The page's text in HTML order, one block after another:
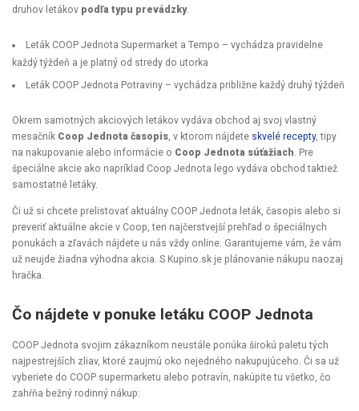
druhov letákov podľa typu prevádzky.
Leták COOP Jednota Supermarket a Tempo – vychádza pravidelne
každý týždeň a je platný od stredy do utorka
Leták COOP Jednota Potraviny – vychádza približne každý druhý týždeň
Okrem samotných akciových letákov vydáva obchod aj svoj vlastný
mesačník Coop Jednota časopis, v ktorom nájdete skvelé recepty, tipy
na nakupovanie alebo informácie o Coop Jednota súťažiach. Pre
špeciálne akcie ako napríklad Coop Jednota lego vydáva obchod taktiež
samostatné letáky.
Či už si chcete prelistovať aktuálny COOP Jednota leták, časopis alebo si
preveriť aktuálne akcie v Coop, ten najčerstvejší prehľad o špeciálnych
ponukách a zľavách nájdete u nás vždy online. Garantujeme vám, že vám
už neujde žiadna výhodna akcia. S Kupino.sk je plánovanie nákupu naozaj
hračka.
Čo nájdete v ponuke letáku COOP Jednota
COOP Jednota svojim zákazníkom neustále ponúka širokú paletu tých
najpestrejších zliav, ktoré zaujmú oko nejedného nakupujúceho. Či sa už
vyberiete do COOP supermarketu alebo potravín, nakúpite tu všetko, čo
zahŕňa bežný rodinný nákup: